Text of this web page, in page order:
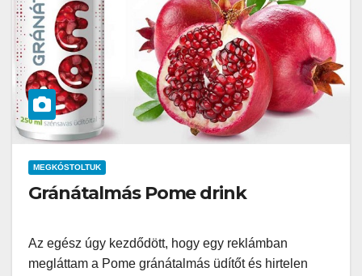
MEGKÓSTOLTUK
Gránátalmás Pome drink
Az egész úgy kezdődött, hogy egy reklámban
megláttam a Pome gránátalmás üdítőt és hirtelen